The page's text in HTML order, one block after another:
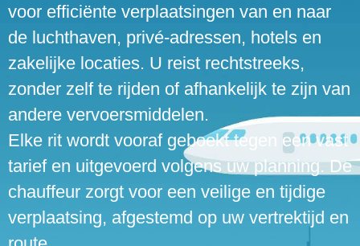
voor efficiënte verplaatsingen van en naar
de luchthaven, privé-adressen, hotels en
zakelijke locaties. U reist rechtstreeks,
zonder zelf te rijden of afhankelijk te zijn van
andere vervoersmiddelen.
Elke rit wordt vooraf geboekt tegen een vast
tarief en uitgevoerd volgens uw planning. De
chauffeur zorgt voor een veilige en tijdige
verplaatsing, afgestemd op uw vertrektijd en